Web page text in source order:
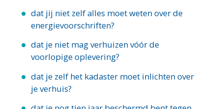
dat jij niet zelf alles moet weten over de
energievoorschriften?
dat je niet mag verhuizen vóór de
voorlopige oplevering?
dat je zelf het kadaster moet inlichten over
je verhuis?